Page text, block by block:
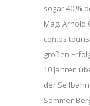
sogar 40 %
Mag.
con.os
großen
10 Jahren
der
Sommer-